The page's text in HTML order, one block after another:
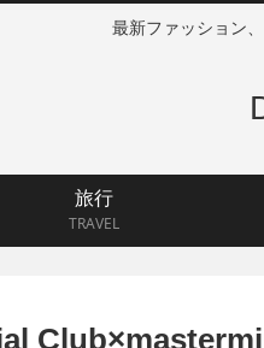
最新ファッション
旅行
TRAVEL